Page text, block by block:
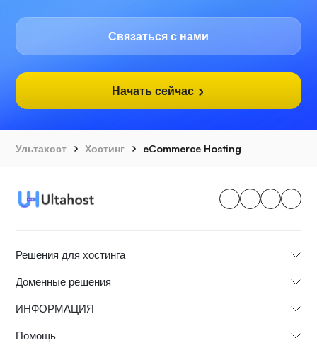
Связаться с нами
Начать сейчас
Ультахост Хостинг eCommerce Hosting
Решения для хостинга
Доменные решения
ИНФОРМАЦИЯ
Помощь